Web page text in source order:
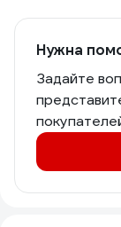
Нужна
Задайте